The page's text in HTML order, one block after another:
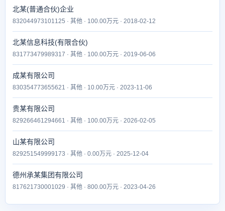
北某(普通合伙)企业
832044973101125 · 其他 · 100.00万元 · 2018-02-12
北某信息科技(有限合伙)
831773479989317 · 其他 · 100.00万元 · 2019-06-06
成某有限公司
830354773655621 · 其他 · 10.00万元 · 2023-11-06
贵某有限公司
829266461294661 · 其他 · 100.00万元 · 2026-02-05
山某有限公司
829251549999173 · 其他 · 0.00万元 · 2025-12-04
德州承某集团有限公司
817621730001029 · 其他 · 800.00万元 · 2023-04-26